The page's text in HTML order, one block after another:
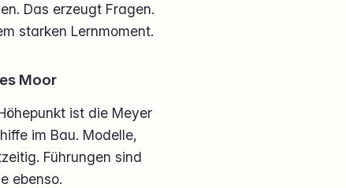
Das erzeugt Fragen.
starken Lernmoment.
Moor
ist die Meyer
im Bau. Modelle,
Führungen sind
ebenso.